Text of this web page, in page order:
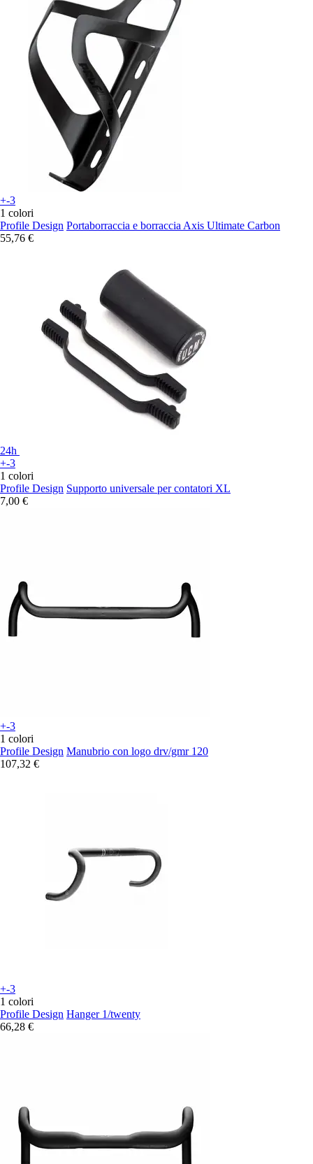
+-3
1 colori
Profile Design Portaborraccia e borraccia Axis Ultimate Carbon
55,76 €
24h
+-3
1 colori
Profile Design Supporto universale per contatori XL
7,00 €
+-3
1 colori
Profile Design Manubrio con logo drv/gmr 120
107,32 €
+-3
1 colori
Profile Design Hanger 1/twenty
66,28 €